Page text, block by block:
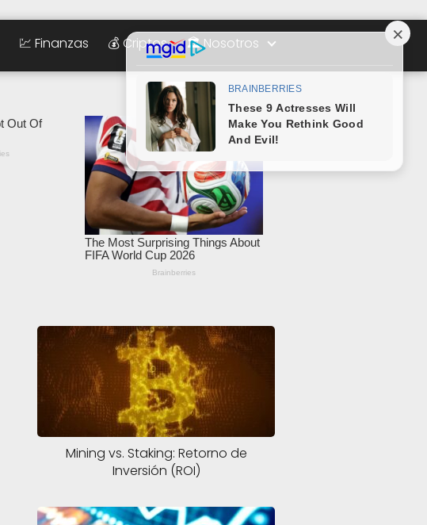
💹 Finanzas 💰 Criptos 🏛️ Nosotros
Mining vs. Staking: Retorno de
Inversión (ROI)